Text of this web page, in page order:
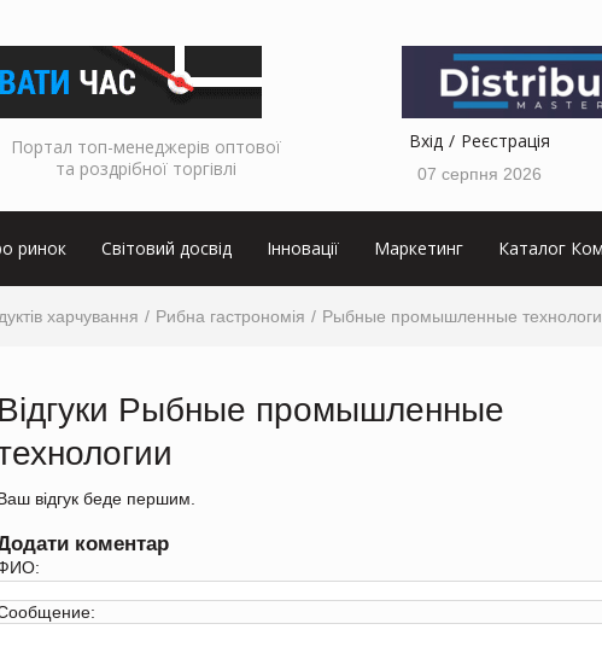
Портал топ-менеджерів оптової
та роздрібної торгівлі
Вхід Реєстрація
07 серпня 2026
ринок Світовий досвід Інновації Маркетинг Каталог
харчування Рибна гастрономія Рыбные промышленные
Відгуки Рыбные промышленные
відгук беде першим.
коментар